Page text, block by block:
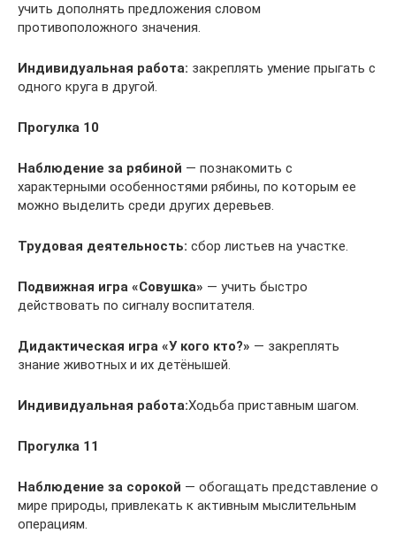
учить дополнять предложения словом
противоположного значения.
Индивидуальная работа: закреплять умение прыгать с
одного круга в другой.
Прогулка 10
Наблюдение за рябиной — познакомить с
характерными особенностями рябины, по которым ее
можно выделить среди других деревьев.
Трудовая деятельность: сбор листьев на участке.
Подвижная игра «Совушка» — учить быстро
действовать по сигналу воспитателя.
Дидактическая игра «У кого кто?» — закреплять
знание животных и их детёнышей.
Индивидуальная работа:Ходьба приставным шагом.
Прогулка 11
Наблюдение за сорокой — обогащать представление о
мире природы, привлекать к ак­тивным мыслительным
операциям.